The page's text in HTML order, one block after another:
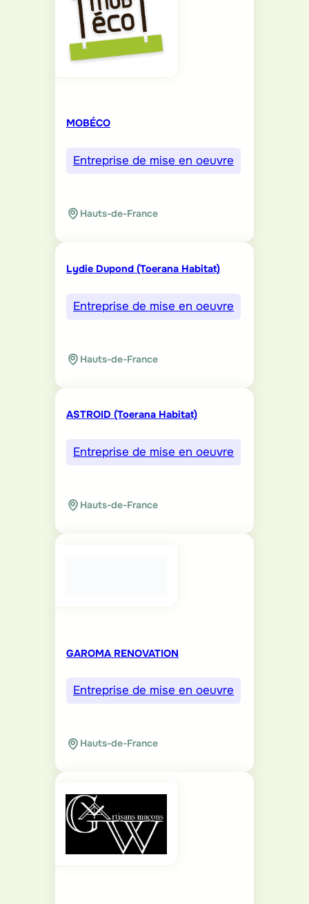
MOBÉCO
Entreprise de mise en oeuvre
Hauts-de-France
Lydie Dupond (Toerana Habitat)
Entreprise de mise en oeuvre
Hauts-de-France
ASTROID (Toerana Habitat)
Entreprise de mise en oeuvre
Hauts-de-France
GAROMA RENOVATION
Entreprise de mise en oeuvre
Hauts-de-France